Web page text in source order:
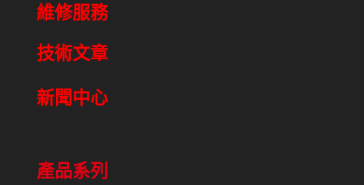
維修服務
技術文章
新聞中心
產品系列